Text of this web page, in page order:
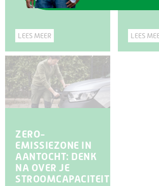
LEES MEER LEES
ZERO-
EMISSIEZONE IN
AANTOCHT: DENK
NA OVER JE
STROOMCAPACITEIT